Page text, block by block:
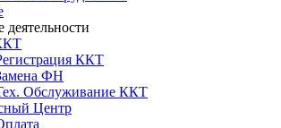
ККТ
ФН
Обслуживание ККТ
Центр